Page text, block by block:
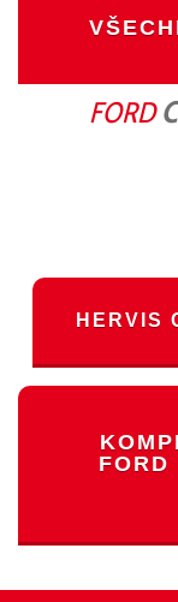
FORD
HERVIS
FORD